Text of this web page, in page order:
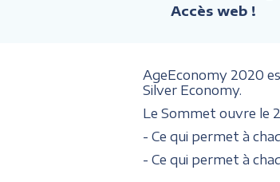
Accès web !
AgeEconomy 2020
Silver Economy.
Le Sommet ouvre le
- Ce qui permet à
- Ce qui permet à